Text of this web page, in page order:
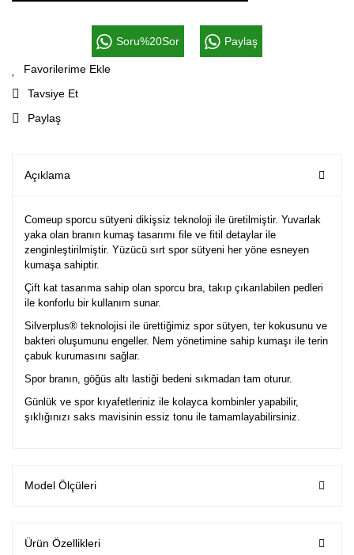
Soru%20Sor Paylaş
Tavsiye Et
Paylaş
Açıklama
Comeup sporcu sütyeni dikişsiz teknoloji ile üretilmiştir. Yuvarlak
yaka olan branın kumaş tasarımı file ve fitil detaylar ile
zenginleştirilmiştir. Yüzücü sırt spor sütyeni her yöne esneyen
kumaşa sahiptir.
Çift kat tasarıma sahip olan sporcu bra, takıp çıkarılabilen pedleri
ile konforlu bir kullanım sunar.
Silverplus® teknolojisi ile ürettiğimiz spor sütyen, ter kokusunu ve
bakteri oluşumunu engeller. Nem yönetimine sahip kumaşı ile terin
çabuk kurumasını sağlar.
Spor branın, göğüs altı lastiği bedeni sıkmadan tam oturur.
Günlük ve spor kıyafetleriniz ile kolayca kombinler yapabilir,
şıklığınızı saks mavisinin essiz tonu ile tamamlayabilirsiniz.
Model Ölçüleri
Ürün Özellikleri